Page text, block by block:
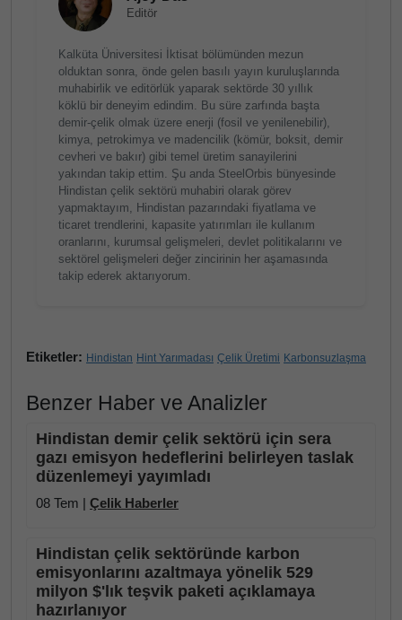
Editör
Kalküta Üniversitesi İktisat bölümünden mezun
olduktan sonra, önde gelen basılı yayın kuruluşlarında
muhabirlik ve editörlük yaparak sektörde 30 yıllık
köklü bir deneyim edindim. Bu süre zarfında başta
demir-çelik olmak üzere enerji (fosil ve yenilenebilir),
kimya, petrokimya ve madencilik (kömür, boksit, demir
cevheri ve bakır) gibi temel üretim sanayilerini
yakından takip ettim. Şu anda SteelOrbis bünyesinde
Hindistan çelik sektörü muhabiri olarak görev
yapmaktayım, Hindistan pazarındaki fiyatlama ve
ticaret trendlerini, kapasite yatırımları ile kullanım
oranlarını, kurumsal gelişmeleri, devlet politikalarını ve
sektörel gelişmeleri değer zincirinin her aşamasında
takip ederek aktarıyorum.
Etiketler: Hindistan Hint Yarımadası Çelik Üretimi Karbonsuzlaşma
Benzer Haber ve Analizler
Hindistan demir çelik sektörü için sera
gazı emisyon hedeflerini belirleyen taslak
düzenlemeyi yayımladı
08 Tem | Çelik Haberler
Hindistan çelik sektöründe karbon
emisyonlarını azaltmaya yönelik 529
milyon $'lık teşvik paketi açıklamaya
hazırlanıyor